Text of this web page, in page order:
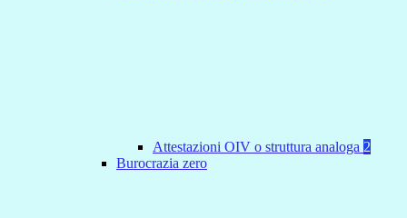
Attestazioni OIV o struttura analoga 2
Burocrazia zero